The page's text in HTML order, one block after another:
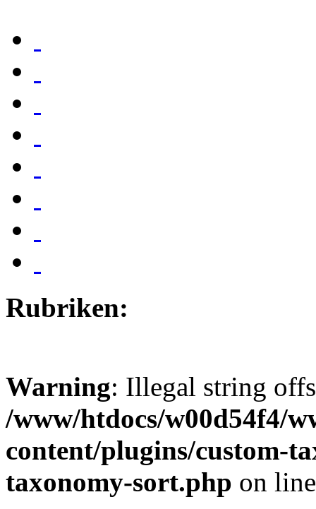
Rubriken:
Warning: Illegal string
/www/htdocs/w00d54f4/
content/plugins/custom-
taxonomy-sort.php on